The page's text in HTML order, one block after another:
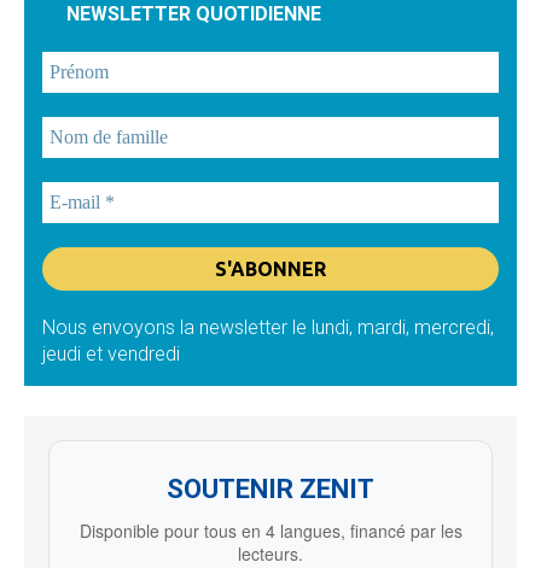
NEWSLETTER QUOTIDIENNE
Nous envoyons la newsletter le lundi, mardi, mercredi,
jeudi et vendredi
SOUTENIR ZENIT
Disponible pour tous en 4 langues, financé par les
lecteurs.